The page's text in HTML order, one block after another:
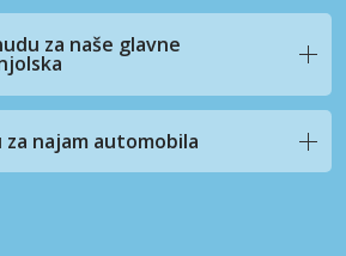
za naše glavne
najam automobila